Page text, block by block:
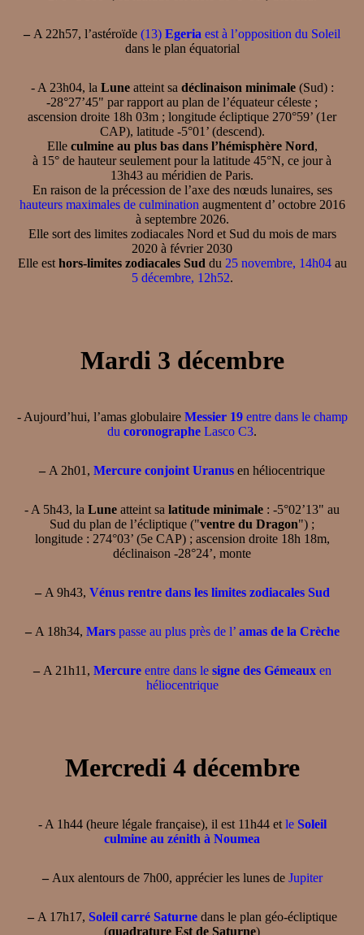
– A 22h57, l’astéroïde (13) Egeria est à l’opposition du Soleil
dans le plan équatorial
- A 23h04, la Luneatteint sa déclinaison minimale(Sud) :
-28°27’45" par rapport au plan de l’équateur céleste ;
ascension droite 18h 03m ; longitude écliptique 270°59’ (1er
CAP), latitude -5°01’ (descend).
Elle culmine au plus bas dans l’hémisphère Nord,
à 15° de hauteur seulement pour la latitude 45°N, ce jour à
13h43 au méridien de Paris.
En raison de la précession de l’axe des nœuds lunaires, ses
hauteurs maximales de culmination augmentent d’ octobre 2016
à septembre 2026.
Elle sort des limites zodiacales Nord et Sud du mois de mars
2020 à février 2030
Elle est hors-limites zodiacales Sud du 25 novembre, 14h04au
5 décembre, 12h52.
Mardi 3 décembre
- Aujourd’hui, l’amas globulaire Messier 19entre dans le champ
du coronographe Lasco C3.
– A 2h01, Mercure conjoint Uranus en héliocentrique
- A 5h43, la Lune atteint sa latitude minimale : -5°02’13" au
Sud du plan de l’écliptique ("ventre du Dragon") ;
longitude : 274°03’ (5e CAP) ; ascension droite 18h 18m,
déclinaison -28°24’, monte
–A 9h43, Vénus rentre dans les limites zodiacales Sud
–A 18h34, Marspasse au plus près de l’ amas de la Crèche
–A 21h11, Mercureentre dans le signe des Gémeauxen
héliocentrique
Mercredi 4 décembre
- A 1h44 (heure légale française), il est 11h44 et le Soleil
culmine au zénith à Noumea
–Aux alentours de 7h00, apprécier les lunes de Jupiter
–A 17h17, Soleil carré Saturnedans le plan géo-écliptique
(quadrature Est de Saturne)